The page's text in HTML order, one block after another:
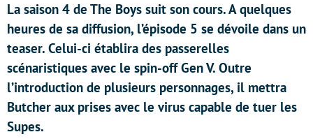
La saison 4 de The Boys suit son cours. A quelques
heures de sa diffusion, l’épisode 5 se dévoile dans un
teaser. Celui-ci établira des passerelles
scénaristiques avec le spin-off Gen V. Outre
l’introduction de plusieurs personnages, il mettra
Butcher aux prises avec le virus capable de tuer les
Supes.